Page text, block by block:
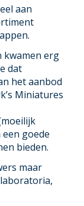
aan
kwamen erg
dat
het aanbod
Miniatures
goede
bieden.
maar